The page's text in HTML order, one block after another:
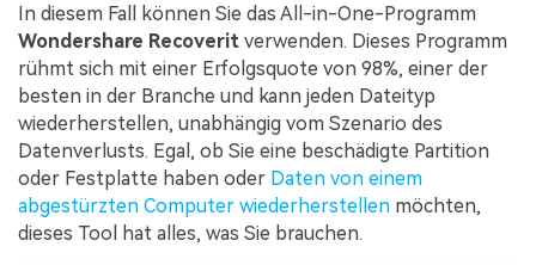
In diesem Fall können Sie das All-in-One-Programm
Wondershare Recoverit verwenden. Dieses Programm
rühmt sich mit einer Erfolgsquote von 98%, einer der
besten in der Branche und kann jeden Dateityp
wiederherstellen, unabhängig vom Szenario des
Datenverlusts. Egal, ob Sie eine beschädigte Partition
oder Festplatte haben oder Daten von einem
abgestürzten Computer wiederherstellen möchten,
dieses Tool hat alles, was Sie brauchen.